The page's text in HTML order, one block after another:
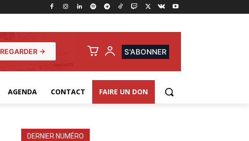
REGARDER → S'ABONNER
AGENDA CONTACT FAIRE UN DON
DERNIER NUMÉRO